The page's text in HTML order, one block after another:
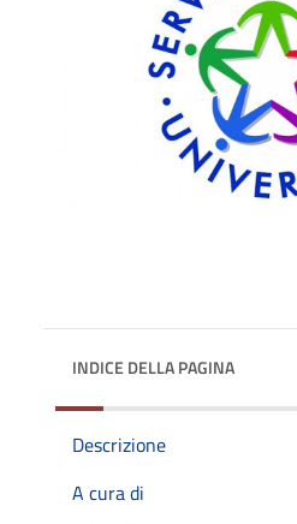
INDICE DELLA PAGINA
Descrizione
A cura di